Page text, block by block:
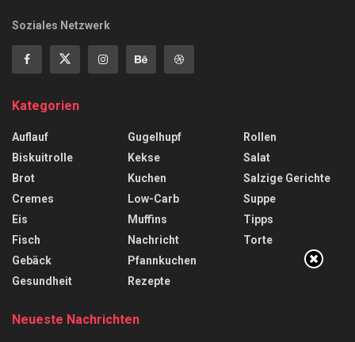
Soziales Netzwerk
Kategorien
Auflauf
Biskuitrolle
Brot
Cremes
Eis
Fisch
Gebäck
Gesundheit
Gugelhupf
Kekse
Kuchen
Low-Carb
Muffins
Nachricht
Pfannkuchen
Rezepte
Rollen
Salat
Salzige Gerichte
Suppe
Tipps
Torte
Neueste Nachrichten